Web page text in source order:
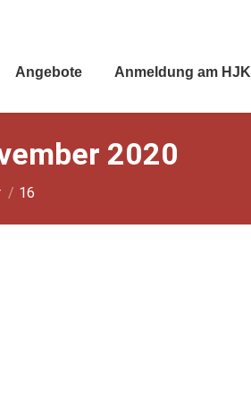
Ange­bo­te Anmel­dung am HJK
2020
16